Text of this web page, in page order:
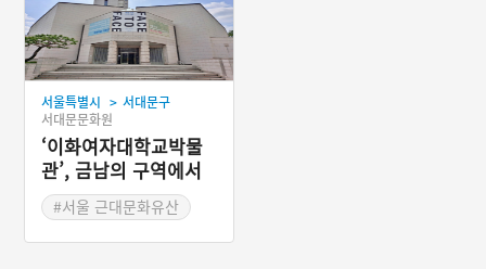
서울특별시 > 서대문구
서대문문화원
‘이화여자대학교박물
관’, 금남의 구역에서
감상하는 수준 높은 문
화유산
#서울 근대문화유산